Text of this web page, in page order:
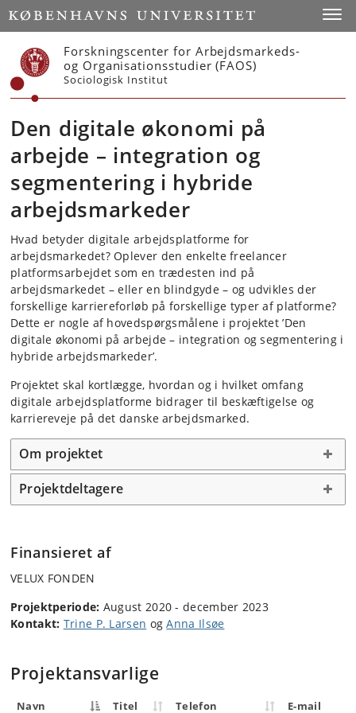
Start
Forskningscenter for Arbejdsmarkeds-
og Organisationsstudier (FAOS)
Sociologisk Institut
Den digitale økonomi på
arbejde – integration og
segmentering i hybride
arbejdsmarkeder
Hvad betyder digitale arbejdsplatforme for
arbejdsmarkedet? Oplever den enkelte freelancer
platformsarbejdet som en trædesten ind på
arbejdsmarkedet – eller en blindgyde – og udvikles der
forskellige karriereforløb på forskellige typer af platforme?
Dette er nogle af hovedspørgsmålene i projektet ’Den
digitale økonomi på arbejde – integration og segmentering i
hybride arbejdsmarkeder’.
Projektet skal kortlægge, hvordan og i hvilket omfang
digitale arbejdsplatforme bidrager til beskæftigelse og
karriereveje på det danske arbejdsmarked.
Om projektet
Projektdeltagere
Finansieret af
VELUX FONDEN
Projektperiode: August 2020 - december 2023
Kontakt: Trine P. Larsen ogAnna Ilsøe
Projektansvarlige
Navn Titel Telefon E-mail